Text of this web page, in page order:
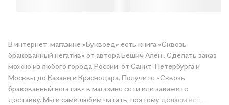
В интернет-магазине «Буквоед» есть книга «Сквозь
бракованный негатив» от автора Бешич Ален . Сделать заказ
можно из любого города России: от Санкт-Петербурга и
Москвы до Казани и Краснодара. Получите «Сквозь
бракованный негатив» в магазине сети или закажите
доставку. Мы и сами любим читать, поэтому делаем всё,